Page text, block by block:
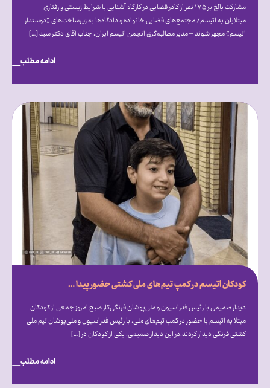
مشارکت بالغ بر ۱۷۵ نفر از کادر قضایی در کارگاه آشنایی با شرایط زیستی و رفتاری
مبتلایان به اتیسم/ مجتمع‌های قضایی خانواده و دادگاه‌ها به زیرساخت‌های «دوستدار
اتیسم» مجهز شوند – مدیر مطالبه‌گری انجمن اتیسم ایران، جناب آقای دکتر سید […]
ادامه مطلب
کودکان اتیسم در کمپ تیم‌های ملی کشتی حضور پیدا کردند
دیدار صمیمی با رئیس فدراسیون و ملی‌پوشان فرنگی‌کار صبح امروز جمعی از کودکان
مبتلا به اتیسم با حضور در کمپ تیم‌های ملی، با رئیس فدراسیون و ملی‌پوشان تیم ملی
کشتی فرنگی دیدار کردند.در این دیدار صمیمی، یکی از کودکان در […]
ادامه مطلب